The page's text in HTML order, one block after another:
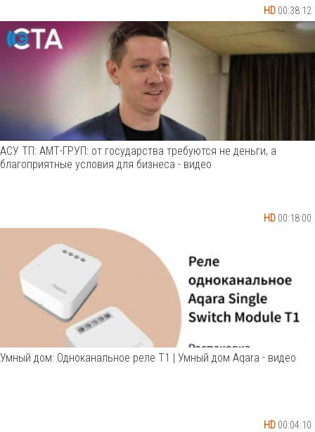
HD 00:38:12
HD 00:18:00
АСУ ТП: АМТ-ГРУП: от государства требуются не деньги, а
благоприятные условия для бизнеса - видео
HD 00:04:10
Умный дом: Одноканальное реле Т1 | Умный дом Aqara - видео